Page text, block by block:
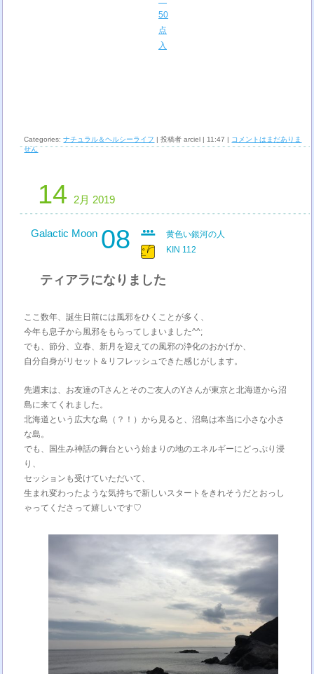
50
点
入
Categories:ナチュラル＆ヘルシーライフ | 投稿者 arciel | 11:47 | コメントはまだありま
せん
14 2月 2019
Galactic Moon 08
黄色い銀河の人
KIN 112
ティアラになりました
ここ数年、誕生日前には風邪をひくことが多く、
今年も息子から風邪をもらってしまいました^^;
でも、節分、立春、新月を迎えての風邪の浄化のおかげか、
自分自身がリセット＆リフレッシュできた感じがします。
先週末は、お友達のTさんとそのご友人のYさんが東京と北海道から沼
島に来てくれました。
北海道という広大な島（？！）から見ると、沼島は本当に小さな小さ
な島。
でも、国生み神話の舞台という始まりの地のエネルギーにどっぷり浸
り、
セッションも受けていただいて、
生まれ変わったような気持ちで新しいスタートをきれそうだとおっし
ゃってくださって嬉しいです♡